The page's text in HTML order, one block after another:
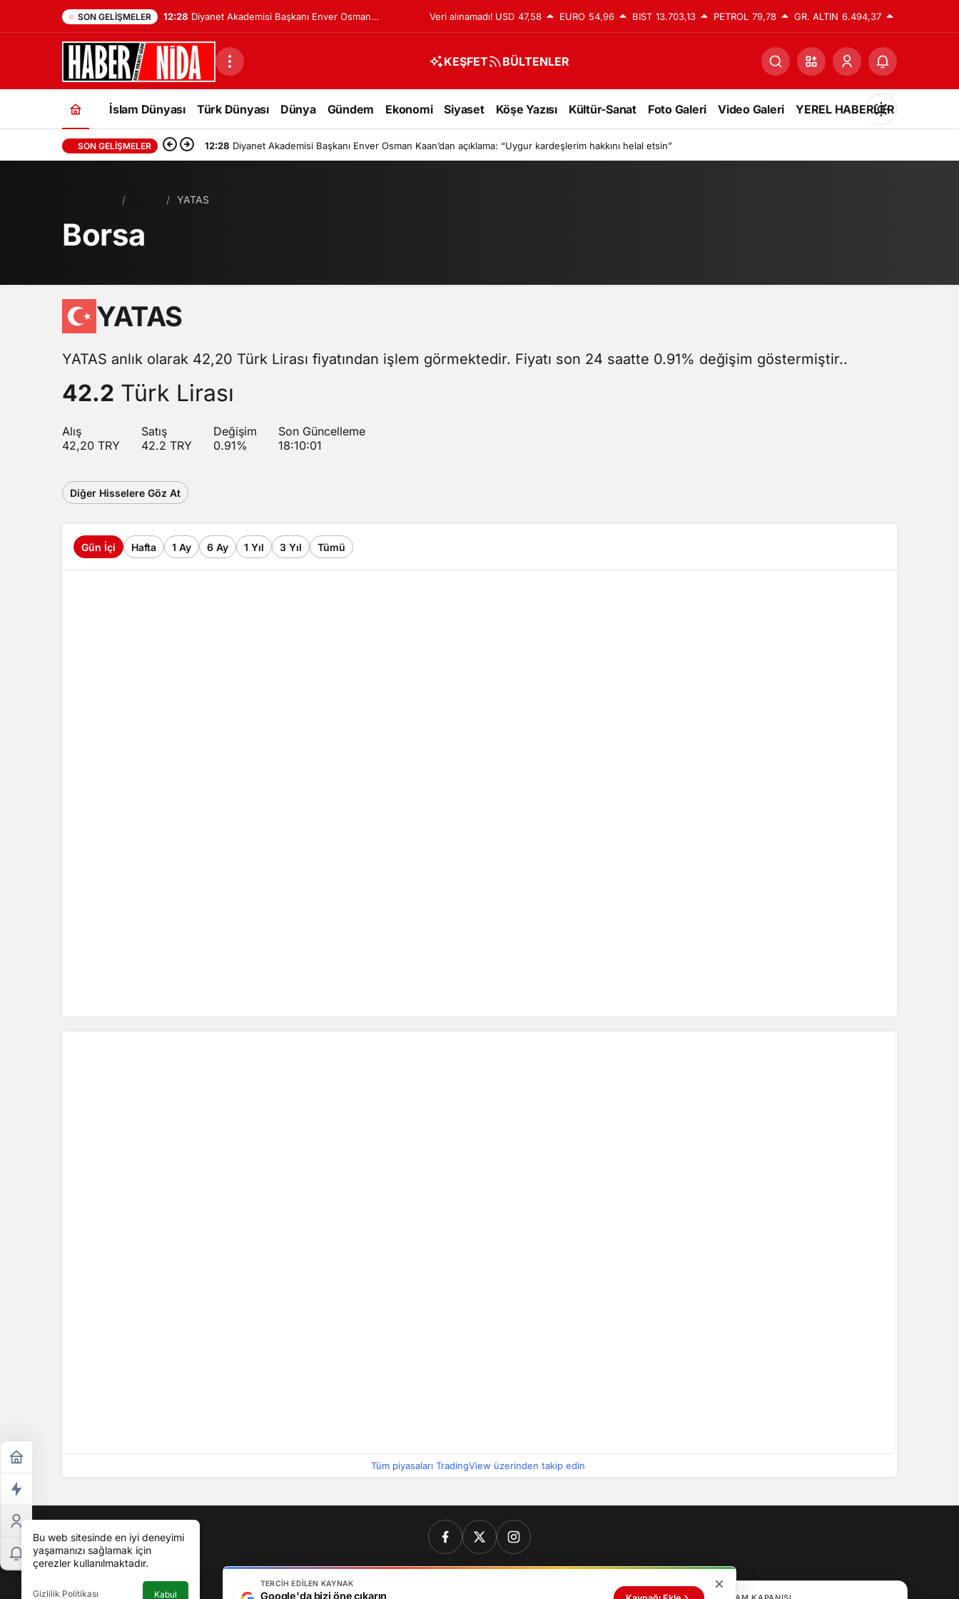
SON GELIŞMELER 12:28 Diyanet Akademisi Başkanı Enver Osman
Kaan’dan açıklama: “Uygur kardeşlerim hakkını
helal etsin”
Veri alınamadı! USD 47,58 EURO 54,96 BIST 13.703,13 PETROL 79,78 GR. ALTIN 6.494,37
KEŞFET BÜLTENLER
İslam Dünyası Türk Dünyası Dünya Gündem Ekonomi Siyaset Köşe Yazısı Kültür-Sanat Foto Galeri Video Galeri YEREL HABERLER
Mod
değiştir
Sistem modunu seçin.
SON GELIŞMELER 12:28 Diyanet Akademisi Başkanı Enver Osman Kaan’dan açıklama: “Uygur kardeşlerim hakkını helal etsin”
YATAS
Borsa
YATAS
YATAS anlık olarak 42,20 Türk Lirası fiyatından işlem görmektedir. Fiyatı son 24 saatte 0.91% değişim göstermiştir..
42.2 Türk Lirası
Alış
42,20 TRY
Satış
42.2 TRY
Değişim
0.91%
Son Güncelleme
18:10:01
Diğer Hisselere Göz At
Gün İçi Hafta 1 Ay 6 Ay 1 Yıl 3 Yıl Tümü
Tüm piyasaları TradingView üzerinden takip edin
Bu web sitesinde en iyi deneyimi
yaşamanızı sağlamak için
çerezler kullanılmaktadır.
Gizlilik Politikası Kabul
TERCIH EDILEN KAYNAK
Google'da bizi öne çıkarın